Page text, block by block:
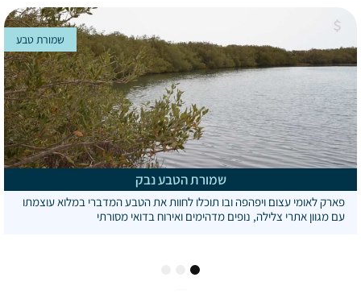
שמורת הטבע נבק
פארק לאומי עצום ויפהפה ובו תוכלו לחוות את הטבע המדברי במלוא עוצמתו
עם מגוון אתרי צלילה, נופים מדהימים ואירוח בדואי מסורתי
שמורת טבע